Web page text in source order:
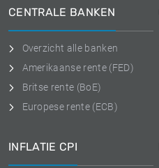
CENTRALE BANKEN
Overzicht alle banken
Amerikaanse rente (FED)
Britse rente (BoE)
Europese rente (ECB)
INFLATIE CPI